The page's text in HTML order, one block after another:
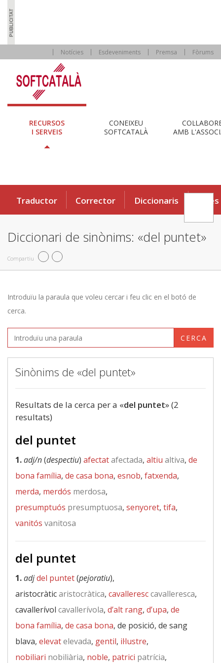
Notícies Esdeveniments Premsa Fòrums
RECURSOS
I SERVEIS
CONEIXEU
SOFTCATALÀ
AMB
Traductor Corrector Diccionaris Eines
Diccionari de sinònims: «del puntet»
Compartiu
Introduïu la paraula que voleu cercar i feu clic en el botó de
cerca.
CERCA
Sinònims de «del puntet»
Resultats de la cerca per a «del puntet» (2
resultats)
del puntet
1.adj/n(despectiu) afectatafectada, altiu altiva, de
bona família, de casa bona, esnob, fatxenda,
merda, merdós merdosa,
presumptuós presumptuosa, senyoret, tifa,
vanitós vanitosa
del puntet
1.adjdel puntet(pejoratiu),
aristocràticaristocràtica, cavalleresccavalleresca,
cavallerívol cavallerívola, d’alt rang, d’upa, de
bona família, de casa bona, de posició, de sang
blava, elevatelevada, gentil, il·lustre,
nobiliari nobiliària, noble, patrici patrícia,